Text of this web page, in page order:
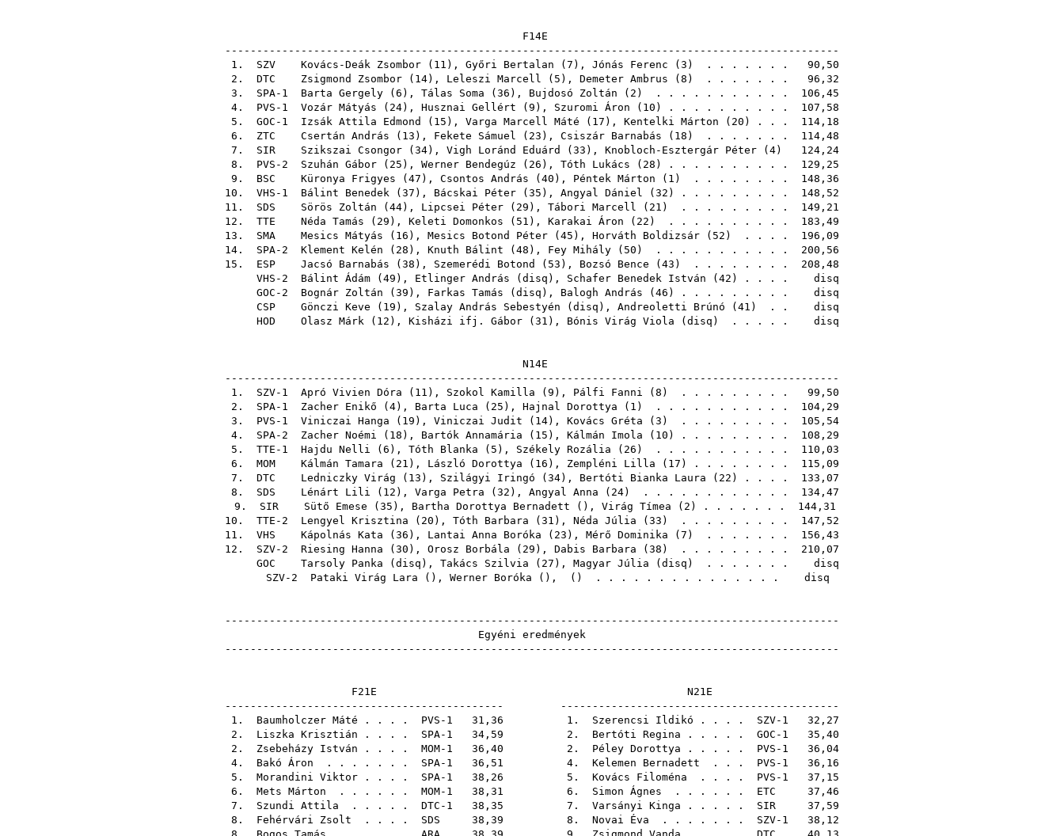
F14E
-------------------------------------------------------------------------------------------------
1. SZV Kovács-Deák Zsombor ( 11 ), Győri Bertalan ( 7 ), Jónás Ferenc ( 3 ) . . . . . . . 90,50
2. DTC Zsigmond Zsombor ( 14), Leleszi Marcell ( 5 ), Demeter Ambrus ( 8 ) . . . . . . . 96,32
3. SPA-1 Barta Gergely ( 6 ), Tálas Soma ( 36 ), Bujdosó Zoltán ( 2 ) . . . . . . . . . . . 106,45
4. PVS-1 Vozár Mátyás ( 24), Husznai Gellért ( 9 ), Szuromi Áron ( 10 ) . . . . . . . . . . 107,58
5. GOC-1 Izsák Attila Edmond ( 15 ), Varga Marcell Máté ( 17 ), Kentelki Márton ( 20 ) . . . 114,18
6. ZTC Csertán András ( 13 ), Fekete Sámuel ( 23 ), Csiszár Barnabás ( 18 ) . . . . . . . 114,48
7. SIR Szikszai Csongor ( 34), Vigh Loránd Eduárd ( 33 ), Knobloch-Esztergár Péter ( 4) 124,24
8. PVS-2 Szuhán Gábor ( 25 ), Werner Bendegúz ( 26 ), Tóth Lukács ( 28 ) . . . . . . . . . . 129,25
9. BSC Küronya Frigyes ( 47 ), Csontos András ( 40 ), Péntek Márton ( 1 ) . . . . . . . . 148,36
10. VHS-1 Bálint Benedek ( 37 ), Bácskai Péter ( 35 ), Angyal Dániel ( 32 ) . . . . . . . . . 148,52
11. SDS Sörös Zoltán ( 44), Lipcsei Péter ( 29 ), Tábori Marcell ( 21 ) . . . . . . . . . 149,21
12. TTE Néda Tamás ( 29 ), Keleti Domonkos ( 51 ), Karakai Áron ( 22 ) . . . . . . . . . . 183,49
13. SMA Mesics Mátyás ( 16 ), Mesics Botond Péter ( 45 ), Horváth Boldizsár ( 52 ) . . . . 196,09
14. SPA-2 Klement Kelén ( 28 ), Knuth Bálint ( 48 ), Fey Mihály ( 50 ) . . . . . . . . . . . 200,56
15. ESP Jacsó Barnabás ( 38 ), Szemerédi Botond ( 53 ), Bozsó Bence ( 43 ) . . . . . . . . 208,48
VHS-2 Bálint Ádám ( 49 ), Etlinger András ( disq ), Schafer Benedek István ( 42 ) . . . . disq
GOC-2 Bognár Zoltán ( 39 ), Farkas Tamás ( disq ), Balogh András ( 46 ) . . . . . . . . . disq
CSP
Gönczi Keve ( 19 ), Szalay András Sebestyén ( disq ), Andreoletti Brúnó ( 41 ) . . disq
HOD
Olasz Márk ( 12 ), Kisházi ifj. Gábor ( 31 ), Bónis Virág Viola ( disq ) . . . . . disq
N14E
-------------------------------------------------------------------------------------------------
1. SZV-1 Apró Vivien Dóra ( 11 ), Szokol Kamilla ( 9 ), Pálfi Fanni ( 8 ) . . . . . . . . . 99,50
2. SPA-1 Zacher Enikő ( 4), Barta Luca ( 25 ), Hajnal Dorottya ( 1 ) . . . . . . . . . . . 104,29
3. PVS-1 Viniczai Hanga ( 19 ), Viniczai Judit ( 14), Kovács Gréta ( 3 ) . . . . . . . . . 105,54
4. SPA-2 Zacher Noémi ( 18 ), Bartók Annamária ( 15 ), Kálmán Imola ( 10 ) . . . . . . . . . 108,29
5. TTE-1 Hajdu Nelli ( 6 ), Tóth Blanka ( 5 ), Székely Rozália ( 26 ) . . . . . . . . . . . 110,03
6. MOM Kálmán Tamara ( 21 ), László Dorottya ( 16 ), Zempléni Lilla ( 17 ) . . . . . . . . 115,09
7. DTC Ledniczky Virág ( 13 ), Szilágyi Iringó ( 34), Bertóti Bianka Laura ( 22 ) . . . . 133,07
8. SDS Lénárt Lili ( 12 ), Varga Petra ( 32 ), Angyal Anna ( 24) . . . . . . . . . . . . 134,47
9. SIR Sütő Emese ( 35 ), Bartha Dorottya Bernadett (), Virág Tímea ( 2 ) . . . . . . . 144,31
10. TTE-2 Lengyel Krisztina ( 20 ), Tóth Barbara ( 31 ), Néda Júlia ( 33 ) . . . . . . . . . 147,52
11. VHS Kápolnás Kata ( 36 ), Lantai Anna Boróka ( 23 ), Mérő Dominika ( 7 ) . . . . . . . 156,43
12. SZV-2 Riesing Hanna ( 30 ), Orosz Borbála ( 29 ), Dabis Barbara ( 38 ) . . . . . . . . . 210,07
GOC
Tarsoly Panka ( disq ), Takács Szilvia ( 27 ), Magyar Júlia ( disq ) . . . . . . . disq
SZV-2 Pataki Virág Lara (), Werner Boróka (), () . . . . . . . . . . . . . . . disq
-------------------------------------------------------------------------------------------------
Egyéni eredmények
-------------------------------------------------------------------------------------------------
F21E N21E
-------------------------------------------- --------------------------------------------
1. Baumholczer Máté . . . . PVS-1 31,36 1. Szerencsi Ildikó . . . . SZV-1 32,27
2. Liszka Krisztián . . . . SPA-1 34,59 2. Bertóti Regina . . . . . GOC-1 35,40
2. Zsebeházy István . . . . MOM-1 36,40 2. Péley Dorottya . . . . . PVS-1 36,04
4. Bakó Áron . . . . . . . SPA-1 36,51 4. Kelemen Bernadett . . . PVS-1 36,16
5. Morandini Viktor . . . . SPA-1 38,26 5. Kovács Filoména . . . . PVS-1 37,15
6. Mets Márton . . . . . . MOM-1 38,31 6. Simon Ágnes . . . . . . ETC 37,46
7. Szundi Attila . . . . . DTC-1 38,35 7. Varsányi Kinga . . . . . SIR 37,59
8. Fehérvári Zsolt . . . . SDS 38,39 8. Novai Éva . . . . . . . SZV-1 38,12